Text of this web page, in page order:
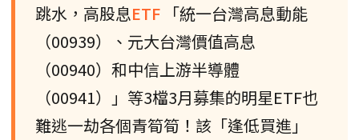
跳水，高股息ETF 「統一台灣高息動能
（00939）、元大台灣價值高息
（00940）和中信上游半導體
（00941）」等3檔3月募集的明星ETF也
難逃一劫各個青筍筍！該「逢低買進」